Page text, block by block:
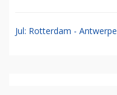
Jul: Rotterdam -